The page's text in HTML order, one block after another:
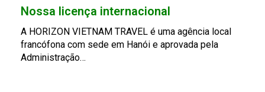
Nossa licença internacional
A HORIZON VIETNAM TRAVEL é uma agência local
francófona com sede em Hanói e aprovada pela
Administração…